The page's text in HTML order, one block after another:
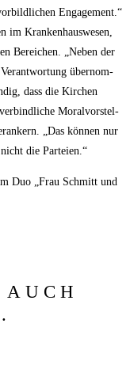
Enga­ge­ment.“
im Kran­ken­haus­we­sen,
Berei­chen. „Neben der
Ver­ant­wor­tung über­nom­
dass die Kir­chen
Moral­vor­stel­
„Das kön­nen nur
die Parteien.“
Duo „Frau Schmitt und